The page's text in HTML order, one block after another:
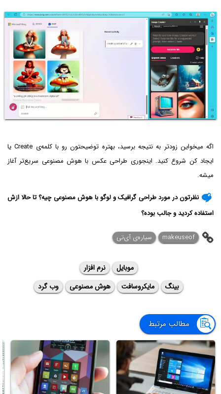
اگه میخواین زودتر به نتیجه برسید، بهتره توضیحتون رو با کلمه‌ی Create یا
ایجاد کن شروع کنید. اینجوری طراحی عکس با هوش مصنوعی سریع‌تر آغاز
میشه.
نظرتون در مورد طراحی گرافیک و لوگو با هوش مصنوعی چیه؟ تا حالا ازش
استفاده کردید و جالب بوده؟
makeuseof سیاره‌ی آی‌تی
موبایل
نرم افزار
بینگ
مایکروسافت هوش مصنوعی وب گرد
مطالب مرتبط